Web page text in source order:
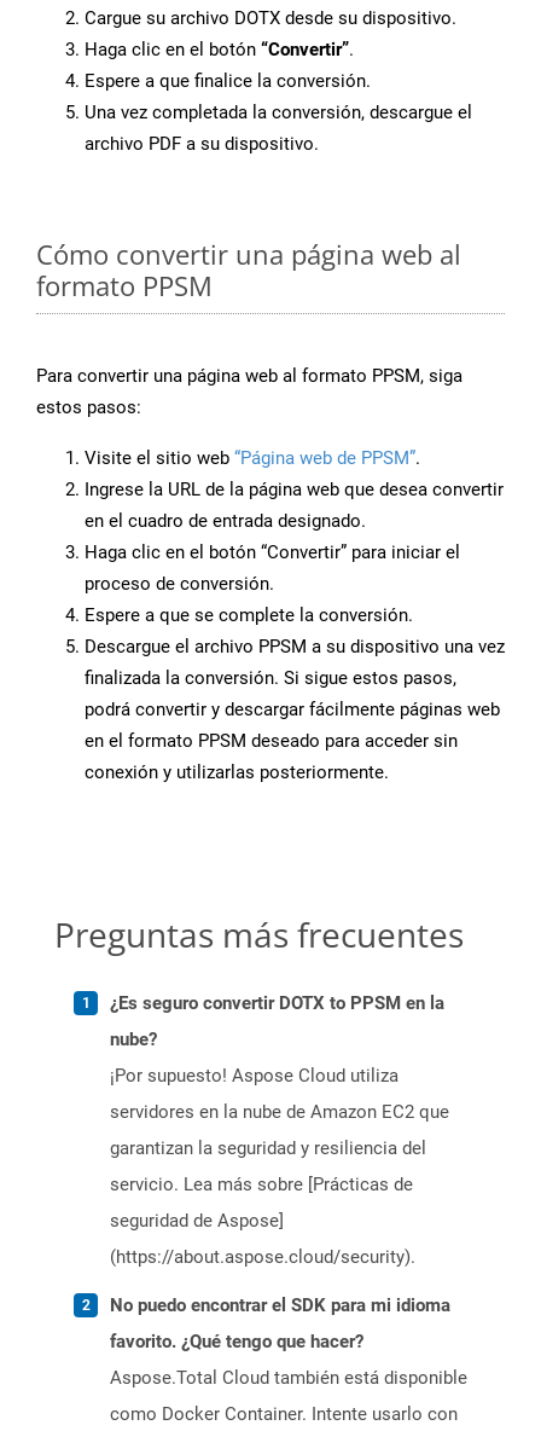
Cargue su archivo DOTX desde su dispositivo.
Haga clic en el botón “Convertir”.
Espere a que finalice la conversión.
Una vez completada la conversión, descargue el
archivo PDF a su dispositivo.
Cómo convertir una página web al
formato PPSM
Para convertir una página web al formato PPSM, siga
estos pasos:
Visite el sitio web “Página web de PPSM”.
Ingrese la URL de la página web que desea convertir
en el cuadro de entrada designado.
Haga clic en el botón “Convertir” para iniciar el
proceso de conversión.
Espere a que se complete la conversión.
Descargue el archivo PPSM a su dispositivo una vez
finalizada la conversión. Si sigue estos pasos,
podrá convertir y descargar fácilmente páginas web
en el formato PPSM deseado para acceder sin
conexión y utilizarlas posteriormente.
Preguntas más frecuentes
¿Es seguro convertir DOTX to PPSM en la
nube?
¡Por supuesto! Aspose Cloud utiliza
servidores en la nube de Amazon EC2 que
garantizan la seguridad y resiliencia del
servicio. Lea más sobre [Prácticas de
seguridad de Aspose]
(https://about.aspose.cloud/security).
No puedo encontrar el SDK para mi idioma
favorito. ¿Qué tengo que hacer?
Aspose.Total Cloud también está disponible
como Docker Container. Intente usarlo con